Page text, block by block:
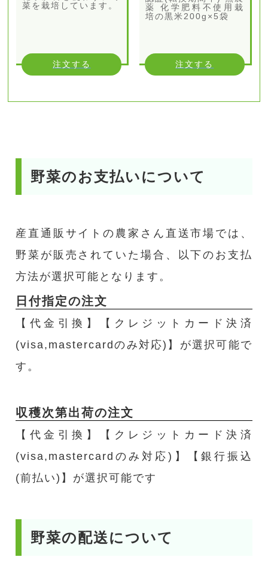
菜を栽培しています。
注文する
薬 化学肥料不使用栽
培の黒米200g×5袋
注文する
野菜のお支払いについて
産直通販サイトの農家さん直送市場では、
野菜が販売されていた場合、以下のお支払
方法が選択可能となります。
日付指定の注文
【代金引換】【クレジットカード決済
(visa,mastercardのみ対応)】が選択可能で
す。
収穫次第出荷の注文
【代金引換】【クレジットカード決済
(visa,mastercardのみ対応)】【銀行振込
(前払い)】が選択可能です
野菜の配送について